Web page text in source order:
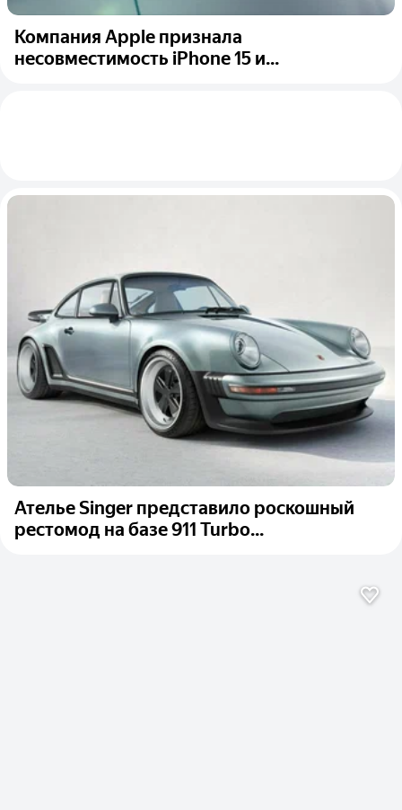
Компания Apple признала
несовместимость iPhone 15 и...
Ателье Singer представило роскошный
рестомод на базе 911 Turbo...